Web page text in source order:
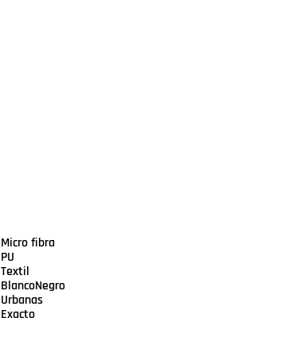
Micro fibra
PU
Textil
BlancoNegro
Urbanas
Exacto